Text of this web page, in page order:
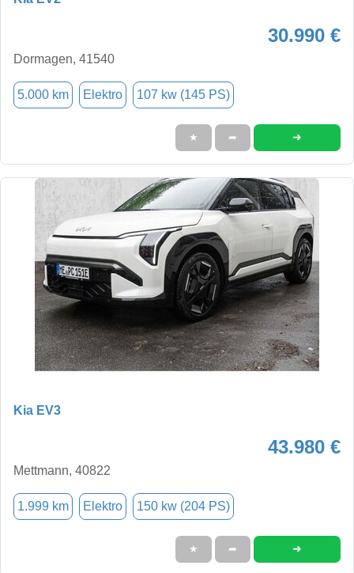
30.990 €
Dormagen, 41540
5.000 km Elektro 107 kw (145 PS)
★ ➦ ➜
Kia EV3
43.980 €
Mettmann, 40822
1.999 km Elektro 150 kw (204 PS)
★ ➦ ➜